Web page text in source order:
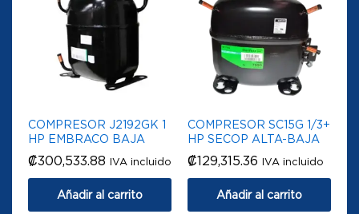
COMPRESOR J2192GK 1
HP EMBRACO BAJA
₡300,533.88 IVA incluido
Añadir al carrito
COMPRESOR SC15G 1/3+
HP SECOP ALTA-BAJA
₡129,315.36 IVA incluido
Añadir al carrito